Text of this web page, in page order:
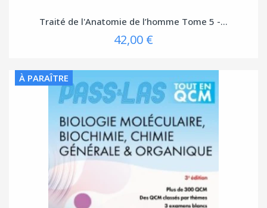
Traité de l'Anatomie de l’homme Tome 5 -...
42,00 €
À PARAÎTRE